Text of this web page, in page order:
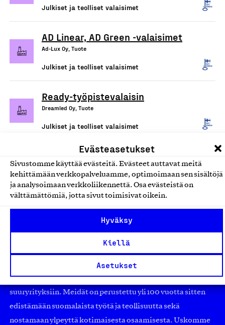
Evästeasetukset
Sivustomme käyttää evästeitä. Evästeet auttavat meitä
kehittämään verkkopalveluamme, optimoimaan sen sisältöjä
ja analysoimaan verkkoliikennettä. Osa evästeistä on
välttämättömiä, jotta sivut toimisivat oikein.
Hyväksy
Kiellä
Asetukset
Julkiset ja teolliset valaisimet
AD Linear, AD Green -valaisimet
Ad-Lux Oy, Tuote
Julkiset ja teolliset valaisimet
Ready-työpistevalaisin
Dreamled Oy, Tuote
Julkiset ja teolliset valaisimet
Jäseninämme on koko suomalaisen yhteiskunnan kirjo
pienistä pajoista ja yhteisöistä kansainvälisiin
suuryrityksiin. Meidät on perustettu yli 100 vuotta sitten
edistämään suomalaista työtä ja teollisuutta sekä
nostamaan ylpeyttä kotimaisesta osaamisesta. Uskomme